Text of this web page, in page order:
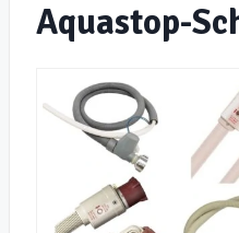
Aquastop-